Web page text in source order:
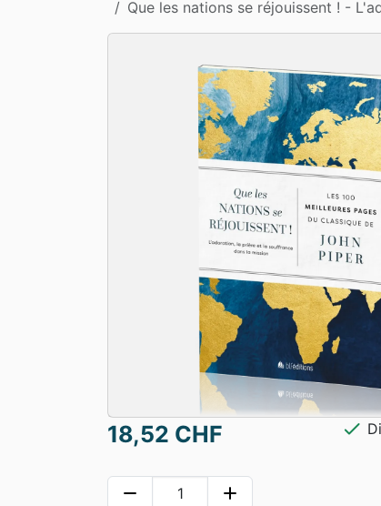
Apologétique
Que les nations se réjouissent ! -
18,52 CHF check
remove add